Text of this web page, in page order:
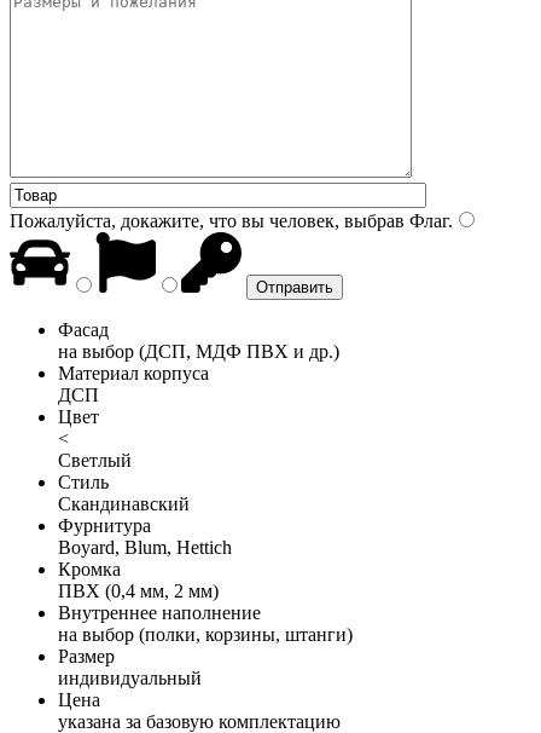
Пожалуйста, докажите, что вы человек, выбрав Флаг.
Фасад
на выбор (ДСП, МДФ ПВХ и др.)
Материал корпуса
ДСП
Цвет
<
Светлый
Стиль
Скандинавский
Фурнитура
Boyard, Blum, Hettich
Кромка
ПВХ (0,4 мм, 2 мм)
Внутреннее наполнение
на выбор (полки, корзины, штанги)
Размер
индивидуальный
Цена
указана за базовую комплектацию